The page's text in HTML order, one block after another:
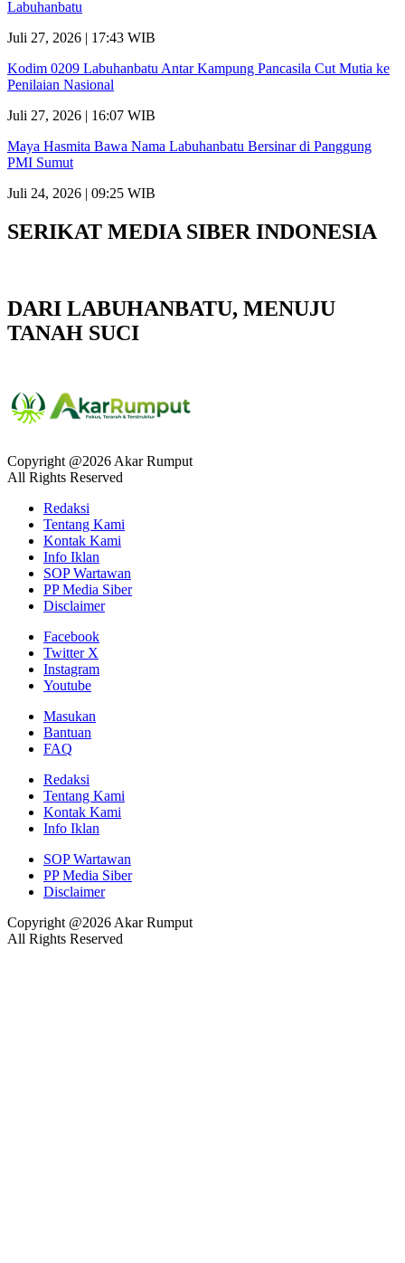
Labuhanbatu
Juli 27, 2026 | 17:43 WIB
Kodim 0209 Labuhanbatu Antar Kampung Pancasila Cut Mutia ke
Penilaian Nasional
Juli 27, 2026 | 16:07 WIB
Maya Hasmita Bawa Nama Labuhanbatu Bersinar di Panggung
PMI Sumut
Juli 24, 2026 | 09:25 WIB
SERIKAT MEDIA SIBER INDONESIA
DARI LABUHANBATU, MENUJU
TANAH SUCI
Copyright @2026 Akar Rumput
All Rights Reserved
Redaksi
Tentang Kami
Kontak Kami
Info Iklan
SOP Wartawan
PP Media Siber
Disclaimer
Facebook
Twitter X
Instagram
Youtube
Masukan
Bantuan
FAQ
Redaksi
Tentang Kami
Kontak Kami
Info Iklan
SOP Wartawan
PP Media Siber
Disclaimer
Copyright @2026 Akar Rumput
All Rights Reserved